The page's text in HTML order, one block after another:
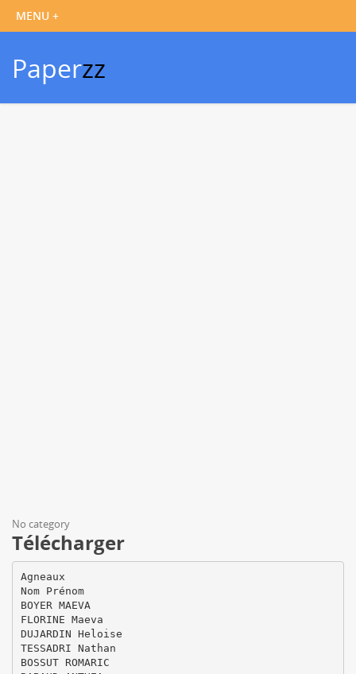
Paperzz
No category
Télécharger
Agneaux
Nom Prénom
BOYER MAEVA
FLORINE Maeva
DUJARDIN Heloise
TESSADRI Nathan
BOSSUT ROMARIC